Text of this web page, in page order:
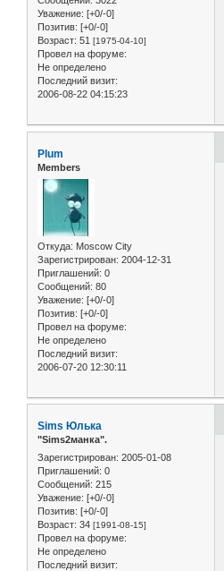
Уважение: [+0/-0]
Позитив: [+0/-0]
Возраст: 51 [1975-04-10]
Провел на форуме:
Не определено
Последний визит:
2006-08-22 04:15:23
Plum
Members
Откуда: Moscow City
Зарегистрирован: 2004-12-31
Приглашений: 0
Сообщений: 80
Уважение: [+0/-0]
Позитив: [+0/-0]
Провел на форуме:
Не определено
Последний визит:
2006-07-20 12:30:11
Sims Юлька
"Sims2манка".
Зарегистрирован: 2005-01-08
Приглашений: 0
Сообщений: 215
Уважение: [+0/-0]
Позитив: [+0/-0]
Возраст: 34 [1991-08-15]
Провел на форуме:
Не определено
Последний визит: